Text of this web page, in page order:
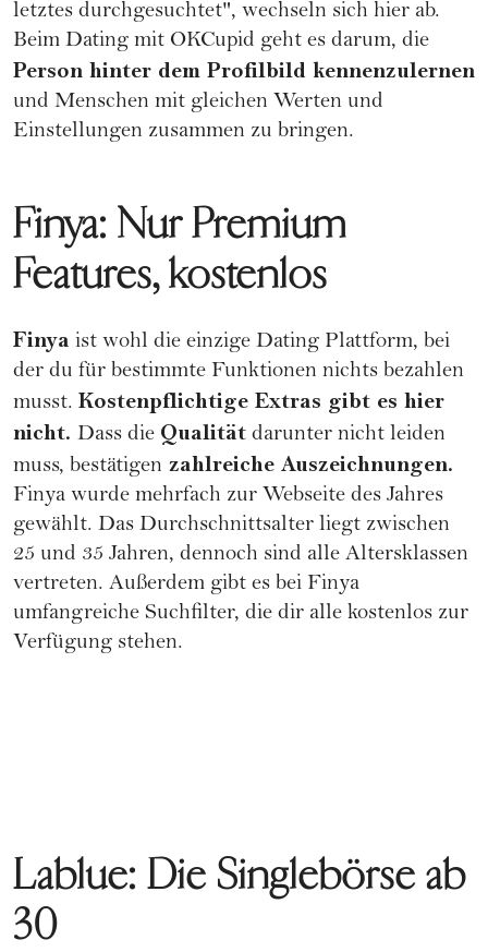
letztes durchgesuchtet", wechseln sich hier ab.
Beim Dating mit OKCupid geht es darum, die
Person hinter dem Profilbild kennenzulernen
und Menschen mit gleichen Werten und
Einstellungen zusammen zu bringen.
Finya: Nur Premium
Features, kostenlos
Finya ist wohl die einzige Dating Plattform, bei
der du für bestimmte Funktionen nichts bezahlen
musst. Kostenpflichtige Extras gibt es hier
nicht. Dass die Qualität darunter nicht leiden
muss, bestätigen zahlreiche Auszeichnungen.
Finya wurde mehrfach zur Webseite des Jahres
gewählt. Das Durchschnittsalter liegt zwischen
25 und 35 Jahren, dennoch sind alle Altersklassen
vertreten. Außerdem gibt es bei Finya
umfangreiche Suchfilter, die dir alle kostenlos zur
Verfügung stehen.
Lablue: Die Singlebörse ab
30